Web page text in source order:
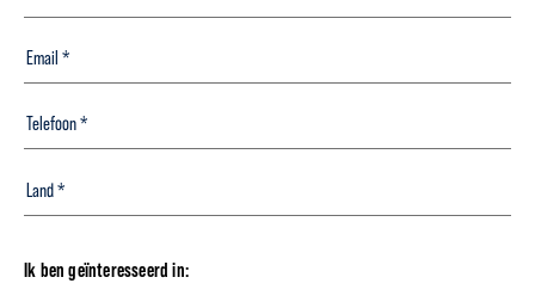
Ik ben geïnteresseerd in: